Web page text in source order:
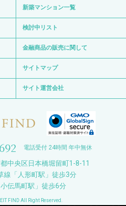
新築マンション一覧
検討中リスト
金融商品の販売に関して
サイトマップ
サイト運営会社
電話受付 24時間 年中無休
中央区日本橋堀留町1-8-11
線「人形町駅」徒歩3分
伝馬町駅」徒歩6分
FIND All Right Reserved.